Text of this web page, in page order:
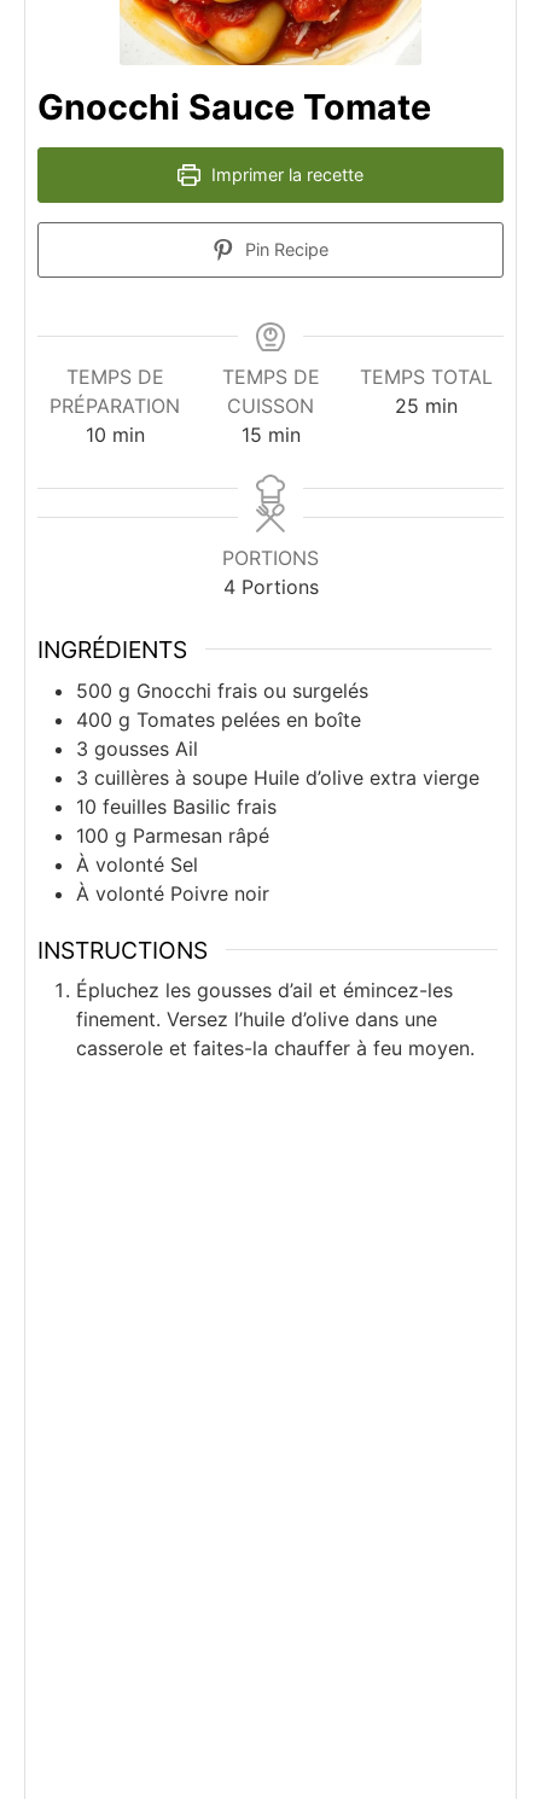
Gnocchi Sauce Tomate
Imprimer la recette
Pin Recipe
TEMPS DE
PRÉPARATION
10minutes
min
TEMPS DE
CUISSON
15minutes
min
TEMPS TOTAL
25minutes
min
PORTIONS
4 Portions
INGRÉDIENTS
500 g Gnocchi frais ou surgelés
400 g Tomates pelées en boîte
3 gousses Ail
3 cuillères à soupe Huile d’olive extra vierge
10 feuilles Basilic frais
100 g Parmesan râpé
À volonté Sel
À volonté Poivre noir
INSTRUCTIONS
Épluchez les gousses d’ail et émincez-les
finement. Versez l’huile d’olive dans une
casserole et faites-la chauffer à feu moyen.